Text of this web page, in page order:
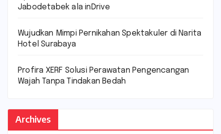
Jabodetabek ala inDrive
Wujudkan Mimpi Pernikahan Spektakuler di Narita
Hotel Surabaya
Profira XERF Solusi Perawatan Pengencangan
Wajah Tanpa Tindakan Bedah
Archives